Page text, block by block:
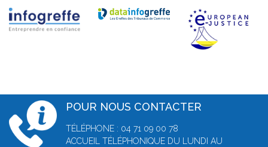
POUR NOUS CONTACTER
TÉLÉPHONE : 04 71 09 00 78
ACCUEIL TÉLÉPHONIQUE DU LUNDI AU